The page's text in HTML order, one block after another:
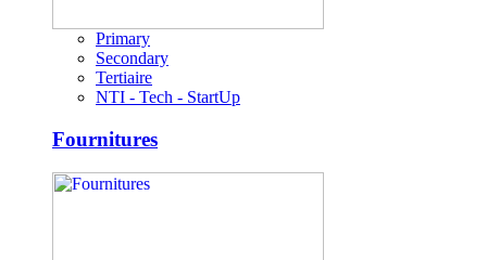
Primary
Secondary
Tertiaire
NTI - Tech - StartUp
Fournitures